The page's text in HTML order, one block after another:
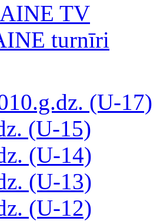
TV
turnīri
(U-17)
(U-15)
(U-14)
(U-13)
(U-12)